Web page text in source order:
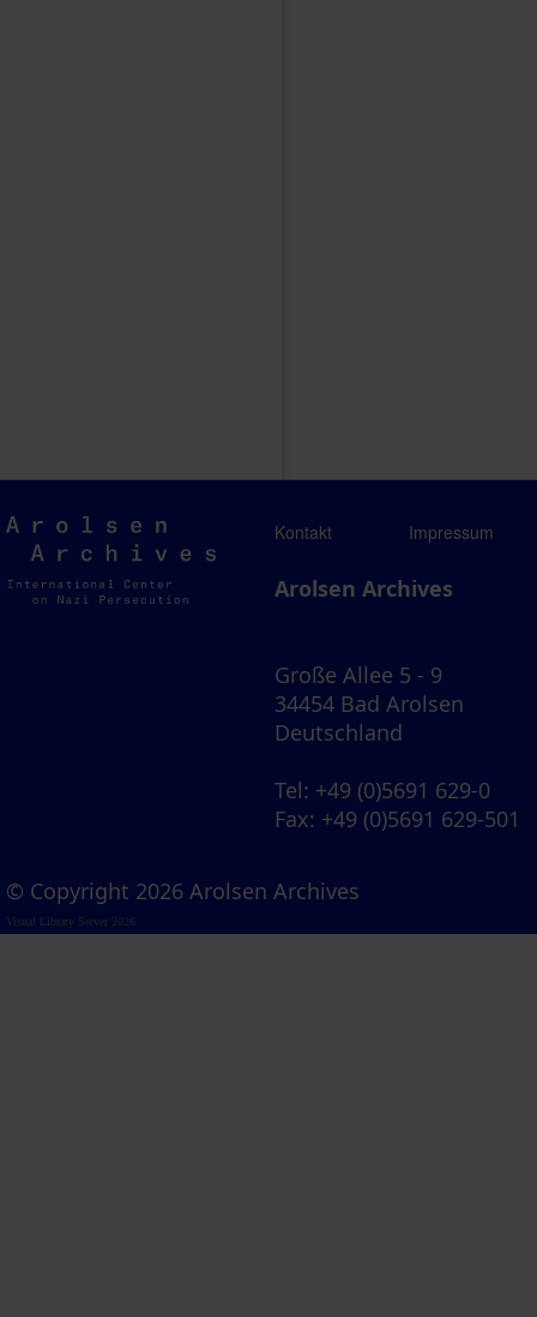
Arolsen
Archives
Kontakt Impressum
Arolsen Archives
Große Allee 5 - 9
34454 Bad Arolsen
Deutschland
Tel: +49 (0)5691 629-0
Fax: +49 (0)5691 629-501
© Copyright 2026 Arolsen Archives
Visual Library Server 2026